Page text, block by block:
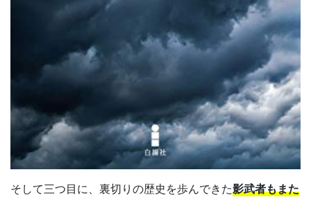
そして三つ目に、裏切りの歴史を歩んできた影武者もまた